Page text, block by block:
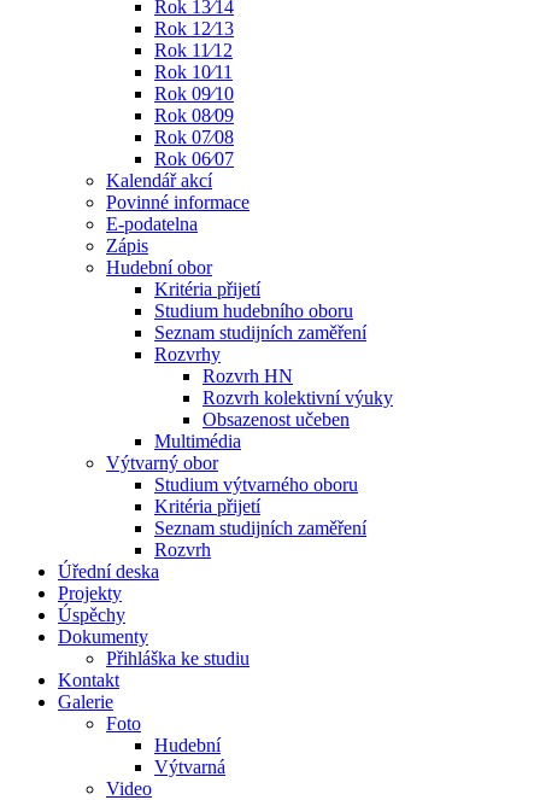
Rok 13⁄14
Rok 12⁄13
Rok 11⁄12
Rok 10⁄11
Rok 09⁄10
Rok 08⁄09
Rok 07⁄08
Rok 06⁄07
Kalendář akcí
Povinné informace
E-podatelna
Zápis
Hudební obor
Kritéria přijetí
Studium hudebního oboru
Seznam studijních zaměření
Rozvrhy
Rozvrh HN
Rozvrh kolektivní výuky
Obsazenost učeben
Multimédia
Výtvarný obor
Studium výtvarného oboru
Kritéria přijetí
Seznam studijních zaměření
Rozvrh
Úřední deska
Projekty
Úspěchy
Dokumenty
Přihláška ke studiu
Kontakt
Galerie
Foto
Hudební
Výtvarná
Video